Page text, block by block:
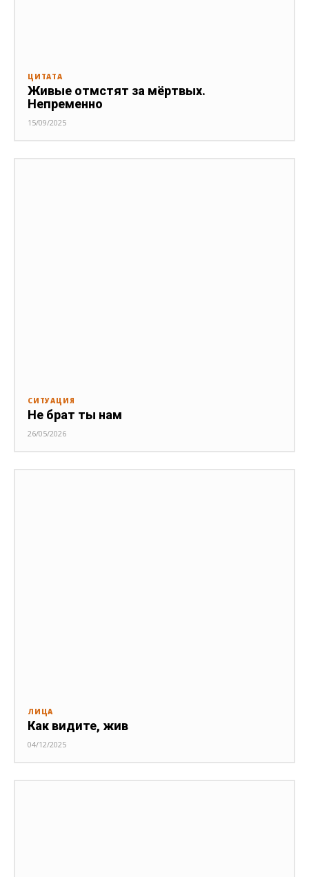
ЦИТАТА
Живые отмстят за мёртвых.
Непременно
15/09/2025
СИТУАЦИЯ
Не брат ты нам
26/05/2026
ЛИЦА
Как видите, жив
04/12/2025